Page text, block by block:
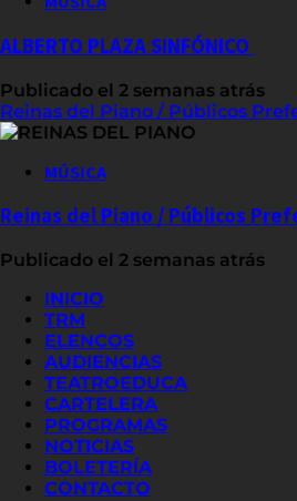
ALBERTO PLAZA SINFÓNICO
Publicado el 2 semanas atrás
Reinas del Piano / Públicos
MÚSICA
Reinas del Piano / Públicos
Publicado el 2 semanas atrás
INICIO
TRM
ELENCOS
AUDIENCIAS
TEATROEDUCA
CARTELERA
PROGRAMAS
NOTICIAS
BOLETERÍA
CONTACTO